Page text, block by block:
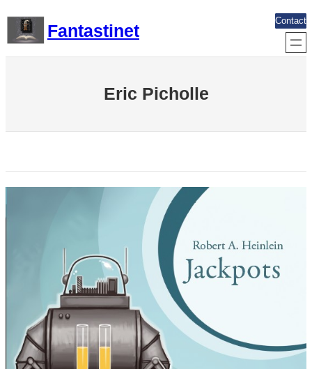
contenu
Fantastinet
Contact
Eric Picholle